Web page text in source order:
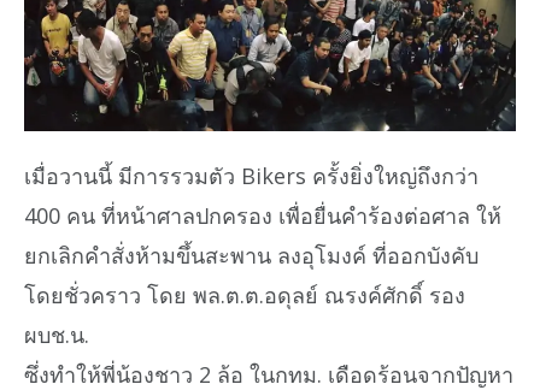
เมื่อวานนี้ มีการรวมตัว Bikers ครั้งยิ่งใหญ่ถึงกว่า
400 คน ที่หน้าศาลปกครอง เพื่อยื่นคำร้องต่อศาล ให้
ยกเลิกคำสั่งห้ามขึ้นสะพาน ลงอุโมงค์ ที่ออกบังคับ
โดยชั่วคราว โดย พล.ต.ต.อดุลย์ ณรงค์ศักดิ์ รอง
ผบช.น.
ซึ่งทำให้พี่น้องชาว 2 ล้อ ในกทม. เดือดร้อนจากปัญหา